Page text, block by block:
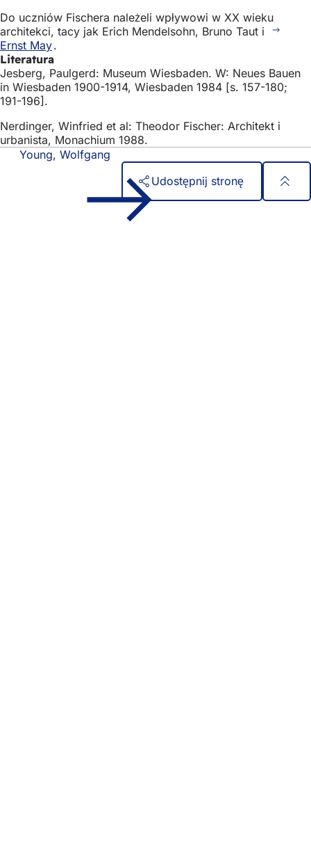
Do uczniów Fischera należeli wpływowi w XX wieku
architekci, tacy jak Erich Mendelsohn, Bruno Taut i
Ernst May.
Literatura
Jesberg, Paulgerd: Museum Wiesbaden. W: Neues Bauen
in Wiesbaden 1900-1914, Wiesbaden 1984 [s. 157-180;
191-196].
Nerdinger, Winfried et al: Theodor Fischer: Architekt i
urbanista, Monachium 1988.
Young, Wolfgang
Udostępnij stronę